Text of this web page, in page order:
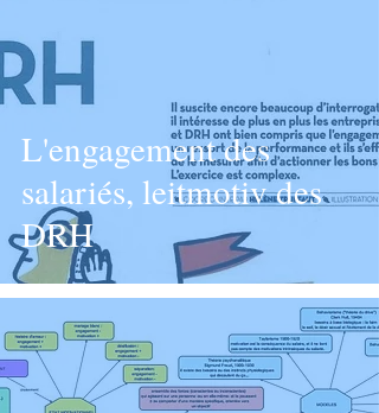
L'engagement des
salariés, leitmotiv des
DRH